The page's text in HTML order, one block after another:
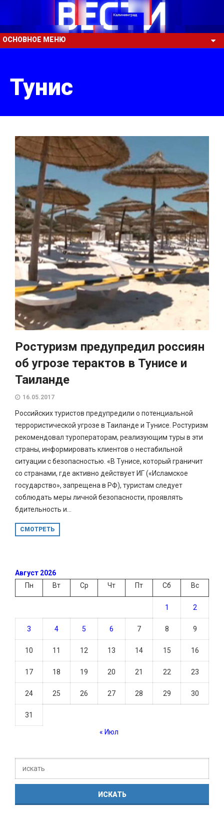
ОСНОВНОЕ МЕНЮ
Тунис
Ростуризм предупредил россиян
об угрозе терактов в Тунисе и
Таиланде
16.05.2017
Российских туристов предупредили о потенциальной
террористической угрозе в Таиланде и Тунисе. Ростуризм
рекомендовал туроператорам, реализующим туры в эти
страны, информировать клиентов о нестабильной
ситуации с безопасностью. «В Тунисе, который граничит
со странами, где активно действует ИГ («Исламское
государство», запрещена в РФ), туристам следует
соблюдать меры личной безопасности, проявлять
бдительность и...
СМОТРЕТЬ
Август 2026
Пн
Вт Ср Чт Пт Сб Вс
1 2
3 4 5 6 7 8 9
10 11 12 13 14 15 16
17 18 19 20 21 22 23
24 25 26 27 28 29 30
31
« Июл